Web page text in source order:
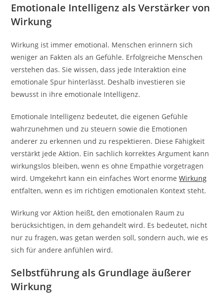
Emotionale Intelligenz als Verstärker von
Wirkung
Wirkung ist immer emotional. Menschen erinnern sich
weniger an Fakten als an Gefühle. Erfolgreiche Menschen
verstehen das. Sie wissen, dass jede Interaktion eine
emotionale Spur hinterlässt. Deshalb investieren sie
bewusst in ihre emotionale Intelligenz.
Emotionale Intelligenz bedeutet, die eigenen Gefühle
wahrzunehmen und zu steuern sowie die Emotionen
anderer zu erkennen und zu respektieren. Diese Fähigkeit
verstärkt jede Aktion. Ein sachlich korrektes Argument kann
wirkungslos bleiben, wenn es ohne Empathie vorgetragen
wird. Umgekehrt kann ein einfaches Wort enormeWirkung
entfalten, wenn es im richtigen emotionalen Kontext steht.
Wirkung vor Aktion heißt, den emotionalen Raum zu
berücksichtigen, in dem gehandelt wird. Es bedeutet, nicht
nur zu fragen, was getan werden soll, sondern auch, wie es
sich für andere anfühlen wird.
Selbstführung als Grundlage äußerer
Wirkung